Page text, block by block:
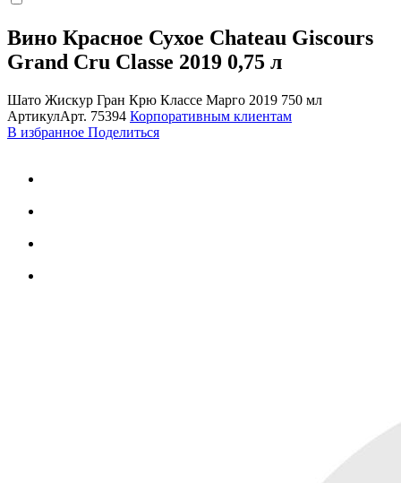
Вино Красное Сухое Chateau Giscours
Grand Cru Сlasse 2019 0,75 л
Шато Жискур Гран Крю Классе Марго 2019 750 мл
АртикулАрт. 75394 Корпоративным клиентам
В избранное Поделиться